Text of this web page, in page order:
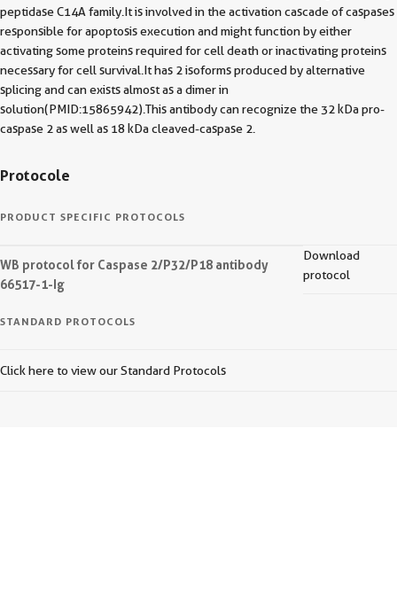
peptidase C14A family.It is involved in the activation cascade of caspases
responsible for apoptosis execution and might function by either
activating some proteins required for cell death or inactivating proteins
necessary for cell survival.It has 2 isoforms produced by alternative
splicing and can exists almost as a dimer in
solution(PMID:15865942).This antibody can recognize the 32 kDa pro-
caspase 2 as well as 18 kDa cleaved-caspase 2.
Protocole
PRODUCT SPECIFIC PROTOCOLS
WB protocol for Caspase 2/P32/P18 antibody
66517-1-Ig
Download
protocol
STANDARD PROTOCOLS
Click here to view our Standard Protocols